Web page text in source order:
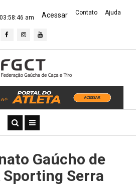
03:58:46 am Acessar Contato Ajuda
Gaúcho de
Sporting Serra